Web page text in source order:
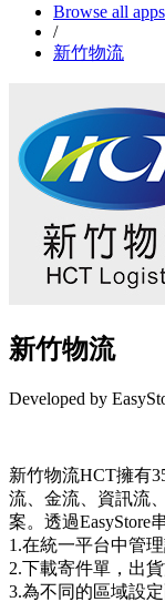
Browse all apps
/
新竹物流
新竹物流
Developed by
新竹物流HCT擁有
流、金流、資訊流
案。透過EasyStore
1.在統一平台中管
2.下載寄件單，出
3.為不同的區域設